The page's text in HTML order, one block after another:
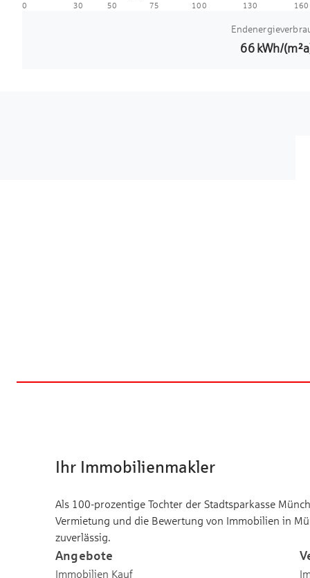
0 30 50 75 100 130 160
66 kWh/
Ihr Immobilienmakler
Als 100-prozentige Tochter der Stadtsparkasse
Vermietung und die Bewertung von Immobilien in
zuverlässig.
Angebote
Immobilien Kauf